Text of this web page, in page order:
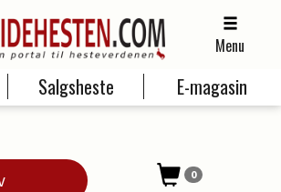
Menu
Salgsheste E-magasin
0